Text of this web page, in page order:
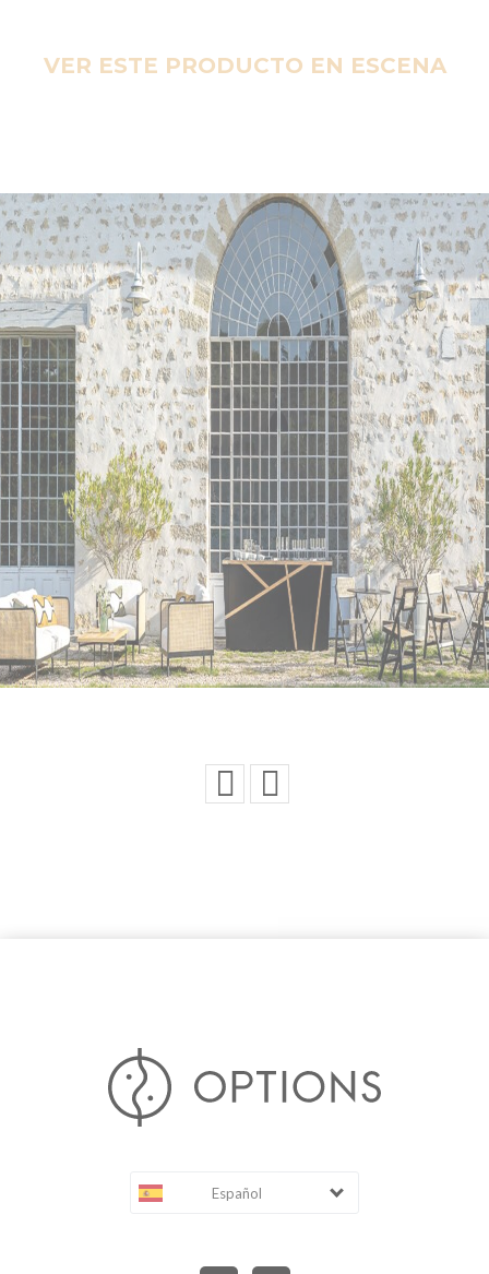
VER ESTE PRODUCTO EN ESCENA
Español